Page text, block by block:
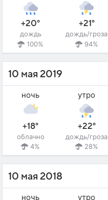
+20°
дождь
100%
+21°
дождь/гроза
94%
10 мая 2019
ночь
+18°
облачно
4%
утро
+22°
дождь/гроза
28%
10 мая 2018
ночь утро